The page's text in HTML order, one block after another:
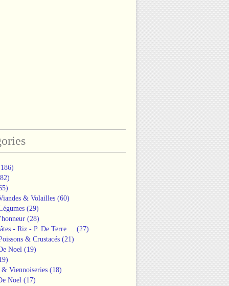
& Volailles (60)
(29)
(28)
- Riz - P. De Terre ... (27)
& Crustacés (21)
Noel (19)
& Viennoiseries (18)
Noel (17)